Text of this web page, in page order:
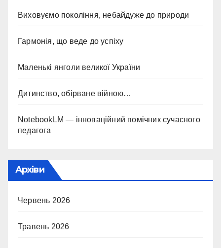
Виховуємо покоління, небайдуже до природи
Гармонія, що веде до успіху
Маленькі янголи великої України
Дитинство, обірване війною…
NotebookLM — інноваційний помічник сучасного
педагога
Архіви
Червень 2026
Травень 2026